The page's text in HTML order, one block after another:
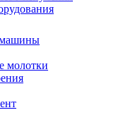
молотки